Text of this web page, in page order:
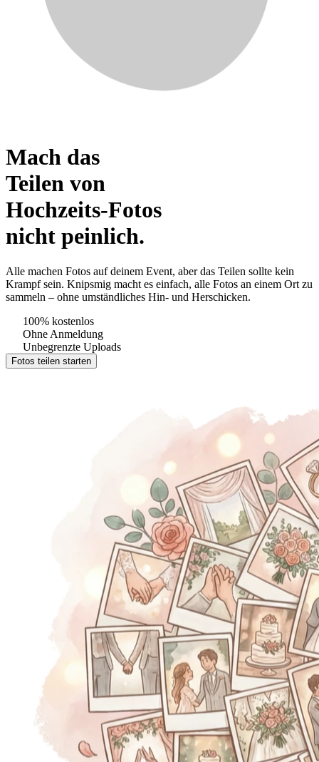
Mach das
Teilen von
Hochzeits-Fotos
nicht peinlich.
Alle machen Fotos auf deinem Event, aber das Teilen sollte kein
Krampf sein. Knipsmig macht es einfach, alle Fotos an einem Ort zu
sammeln – ohne umständliches Hin- und Herschicken.
100% kostenlos
Ohne Anmeldung
Unbegrenzte Uploads